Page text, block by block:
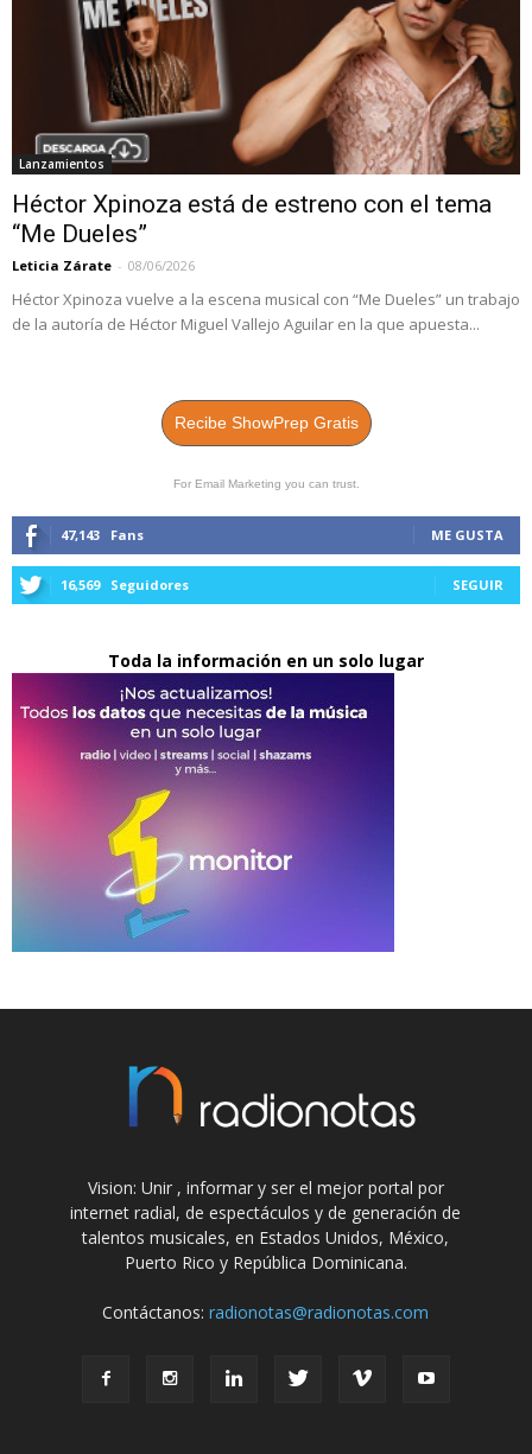
Lanzamientos
Héctor Xpinoza está de estreno con el tema
“Me Dueles”
Leticia Zárate - 08/06/2026
Héctor Xpinoza vuelve a la escena musical con “Me Dueles” un trabajo
de la autoría de Héctor Miguel Vallejo Aguilar en la que apuesta...
Recibe ShowPrep Gratis
For Email Marketing you can trust.
47,143 Fans ME GUSTA
16,569 Seguidores SEGUIR
Toda la información en un solo lugar
Vision: Unir , informar y ser el mejor portal por
internet radial, de espectáculos y de generación de
talentos musicales, en Estados Unidos, México,
Puerto Rico y República Dominicana.
Contáctanos:radionotas@radionotas.com